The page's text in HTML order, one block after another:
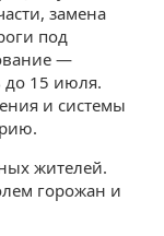
замена
под
—
до 15 июля.
и системы
жителей.
горожан и